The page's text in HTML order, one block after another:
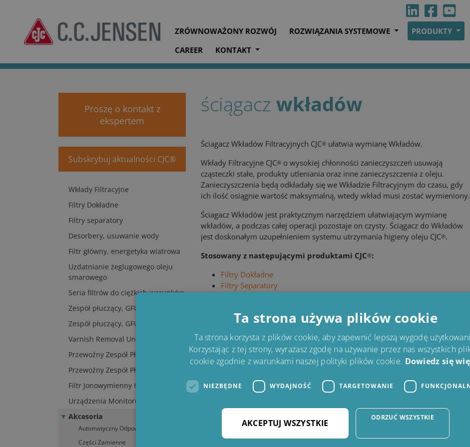
ZRÓWNOWAŻONY ROZWÓJ ROZWIĄZANIA SYSTEMOWE PRODUKTY
CAREER
KONTAKT
Proszę o kontakt z
ekspertem
Subskrybuj aktualności CJC®
Wkłady Filtracyjne
Filtry Dokładne
Filtry separatory
Desorbery, usuwanie wody
Filtr główny, energetyka wiatrowa
Uzdatnianie żeglugowego oleju
smarowego
Seria filtrów do ciężkich warunków
Zespół płuczący, GFU
Zespół płuczący, GFU
Varnish Removal Unit, VRU
Przewoźny Zespół Płuczący, MFU
Przewoźny Zespół Płuczący, MFU
Filtr Jonowymienny HDU
Urządzenia Monitorujące
Akcesoria
Automatyczny Odpowietrznik
Części Zamienne
ściągacz wkładów
Ściagacz Wkładów Filtracyjnych CJC® ułatwia wymianę Wkładów.
Wkłady Filtracyjne CJC® o wysokiej chłonności zanieczyszczeń usuwają
cząsteczki stałe, produkty utleniania oraz inne zanieczyszczenia z oleju.
Zanieczyszczenia będą odkładały się we Wkładzie Filtracyjnym do czasu, gdy
ich ilość osiągnie wartość maksymalną, wtedy wkład musi zostać wymieniony.
Ściagacz Wkładów jest praktycznym narzędziem ułatwiającym wymianę
wkładów, a podczas całej operacji pozostaje on czysty. Ściągacz do Wkładów
jest doskonałym uzupełnieniem systemu utrzymania higieny oleju CJC®.
Stosowany z następującymi produktami CJC®:
Filtry Dokładne
Filtry Separatory
Ta strona używa plików cookie
Ta strona korzysta z plików cookie, aby zapewnić lepszą wygodę
Korzystając z tej strony, wyrażasz zgodę na używanie przez nas wszystkich
cookie zgodnie z warunkami naszej polityki plików cookie. Dowiedz się
NIEZBĘDNE WYDAJNOŚĆ TARGETOWANIE
AKCEPTUJ WSZYSTKIE
ODRZUĆ WSZYSTKIE